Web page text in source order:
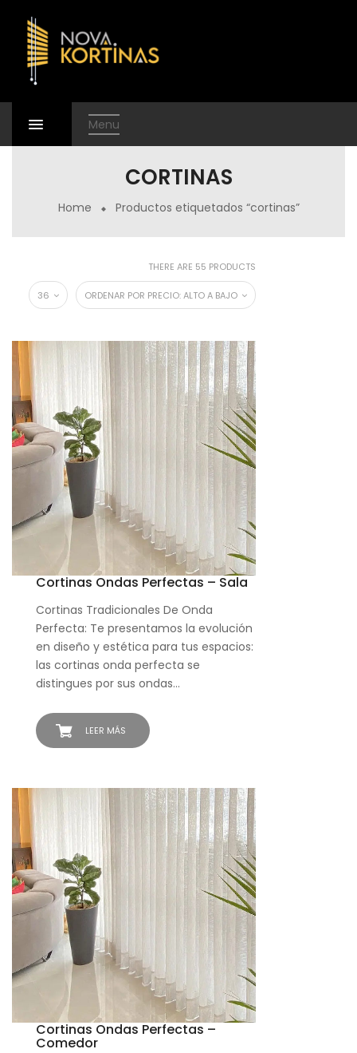
Menu
CORTINAS
Home Productos etiquetados “cortinas”
THERE ARE 55 PRODUCTS
ORDENAR POR PRECIO: ALTO A BAJO
36
LEER MÁS
Cortinas Ondas Perfectas – Sala
Cortinas Tradicionales De Onda
Perfecta: Te presentamos la evolución
en diseño y estética para tus espacios:
las cortinas onda perfecta se
distingues por sus ondas…
Cortinas Ondas Perfectas –
Comedor